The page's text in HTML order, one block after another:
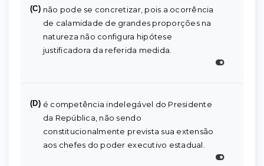
(C) não pode se concretizar, pois a ocorrência
de calamidade de grandes proporções na
natureza não configura hipótese
justificadora da referida medida.
(D) é competência indelegável do Presidente
da República, não sendo
constitucionalmente prevista sua extensão
aos chefes do poder executivo estadual.